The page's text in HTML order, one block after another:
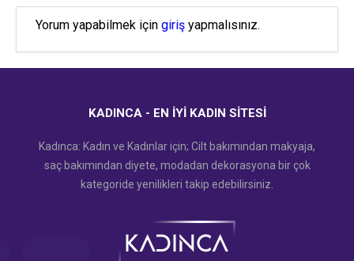
Yorum yapabilmek için giriş yapmalısınız.
KADINCA - EN İYI KADIN SITESI
Kadınca: Kadın ve Kadınlar için; Cilt bakımından makyaja,
saç bakımından diyete, modadan dekorasyona bir çok
kategoride yenilikleri takip edebilirsiniz.